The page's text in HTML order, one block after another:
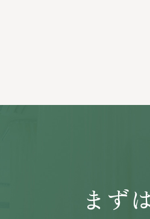
まず